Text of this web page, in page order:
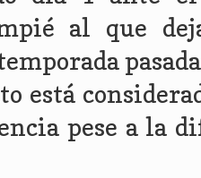
al que
está
pese a la